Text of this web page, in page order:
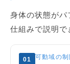
身体の状態がパ
仕組みで説明で
01 可動域の制